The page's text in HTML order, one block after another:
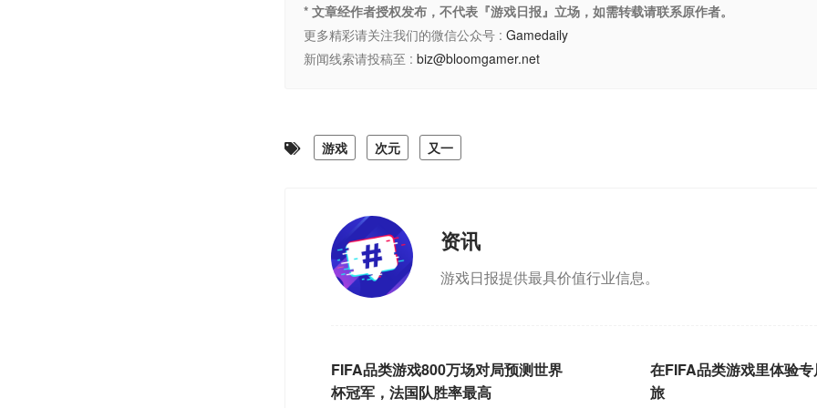
* 文章经作者授权发布，不代表『游戏日报』立场，如需转载请联系原作者。
更多精彩请关注我们的微信公众号 : Gamedaily
新闻线索请投稿至 : biz@bloomgamer.net
游戏 次元 又一
资讯
游戏日报提供最具价值行业信息。
FIFA品类游戏800万场对局预测世界
杯冠军，法国队胜率最高
在FIFA品类游戏里体验
旅